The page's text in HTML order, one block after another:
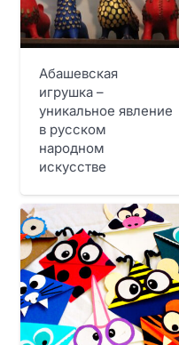
Абашевская
игрушка –
уникальное явление
в русском
народном
искусстве
СТАТЬИ